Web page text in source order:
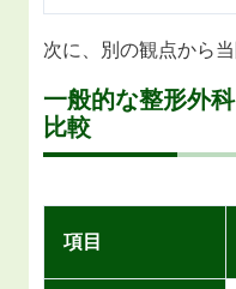
次に、別の観点から
一般的な整形外
比較
項目